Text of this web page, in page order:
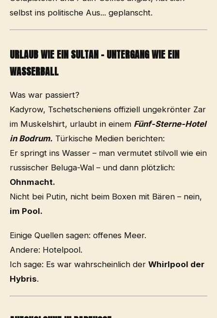
selbst ins politische Aus... geplanscht.
URLAUB WIE EIN SULTAN – UNTERGANG WIE EIN
WASSERBALL
Was war passiert?
Kadyrow, Tschetscheniens offiziell ungekrönter Zar
im Muskelshirt, urlaubt in einem Fünf-Sterne-Hotel
in Bodrum. Türkische Medien berichten:
Er springt ins Wasser – man vermutet stilvoll wie ein
russischer Beluga-Wal – und dann plötzlich:
Ohnmacht.
Nicht bei Putin, nicht beim Boxen mit Bären – nein,
im Pool.
Einige Quellen sagen: offenes Meer.
Andere: Hotelpool.
Ich sage: Es war wahrscheinlich der Whirlpool der
Hybris.